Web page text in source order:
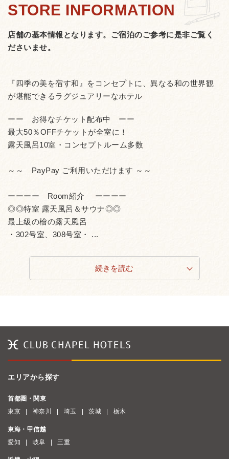
店舗の基本情報となります。 ご宿泊のご参考に是非ご覧く
ださいませ。
『四季の美を宿す和』をコンセプトに、異なる和の世界観
が堪能できるラグジュアリーなホテル
ーー お得なチケット配布中 ーー
最大50％OFFチケットが全室に！
露天風呂10室・コンセプトルーム多数
～～ PayPay ご利用いただけます ～～
ーーーー Room紹介 ーーーー
◎◎特室 露天風呂＆サウナ◎◎
最上級の檜の露天風呂
・302号室、308号室・ ...
続きを読む
エリアから探す
首都圏・関東
東京
神奈川 埼玉 茨城 栃木
東海・甲信越
愛知
岐阜 三重